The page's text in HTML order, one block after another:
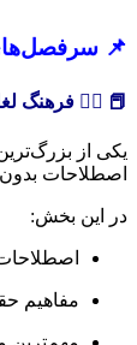
📌
📕 ۱️⃣ فرهنگ لغات املاک + مواد قانونی املاک
یکی از
اصطلاحات
در این بخش:
مفاهیم